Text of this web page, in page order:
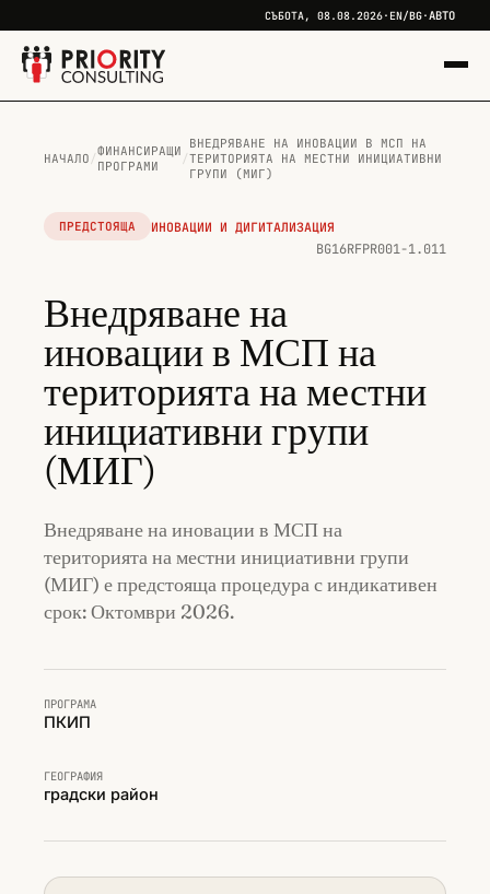
СЪБОТА, 08.08.2026· EN/BG·АВТО
НАЧАЛО /ФИНАНСИРАЩИ
ПРОГРАМИ
/
ВНЕДРЯВАНЕ НА ИНОВАЦИИ В МСП НА
ТЕРИТОРИЯТА НА МЕСТНИ ИНИЦИАТИВНИ
ГРУПИ (МИГ)
ПРЕДСТОЯЩА ИНОВАЦИИ И ДИГИТАЛИЗАЦИЯ
BG16RFPR001-1.011
Внедряване на
иновации в МСП на
територията на местни
инициативни групи
(МИГ)
Внедряване на иновации в МСП на
територията на местни инициативни групи
(МИГ) е предстояща процедура с индикативен
срок: Октомври 2026.
ПРОГРАМА
ПКИП
ГЕОГРАФИЯ
градски район